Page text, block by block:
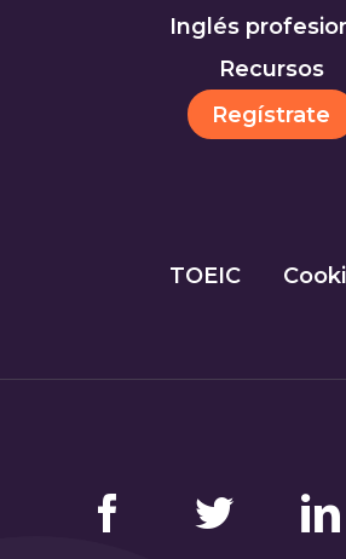
Inglés
Recursos
Regístrate
TOEIC